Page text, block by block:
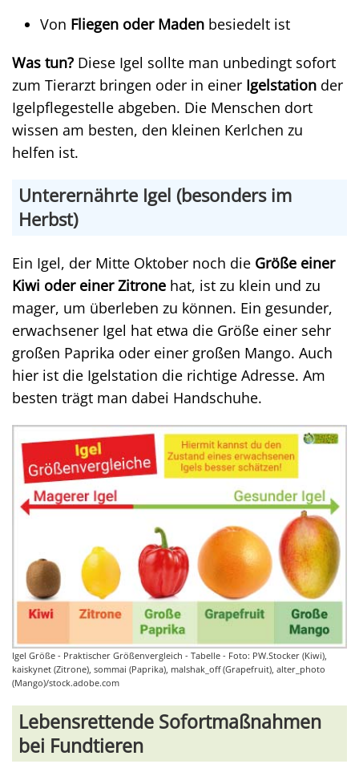
Von Fliegen oder Maden besiedelt ist
Was tun? Diese Igel sollte man unbedingt sofort
zum Tierarzt bringen oder in einer Igelstation der
Igelpflegestelle abgeben. Die Menschen dort
wissen am besten, den kleinen Kerlchen zu
helfen ist.
Unterernährte Igel (besonders im
Herbst)
Ein Igel, der Mitte Oktober noch die Größe einer
Kiwi oder einer Zitrone hat, ist zu klein und zu
mager, um überleben zu können. Ein gesunder,
erwachsener Igel hat etwa die Größe einer sehr
großen Paprika oder einer großen Mango. Auch
hier ist die Igelstation die richtige Adresse. Am
besten trägt man dabei Handschuhe.
Igel Größe - Praktischer Größenvergleich - Tabelle - Foto: PW.Stocker (Kiwi),
kaiskynet (Zitrone), sommai (Paprika), malshak_off (Grapefruit), alter_photo
(Mango)/stock.adobe.com
Lebensrettende Sofortmaßnahmen
bei Fundtieren